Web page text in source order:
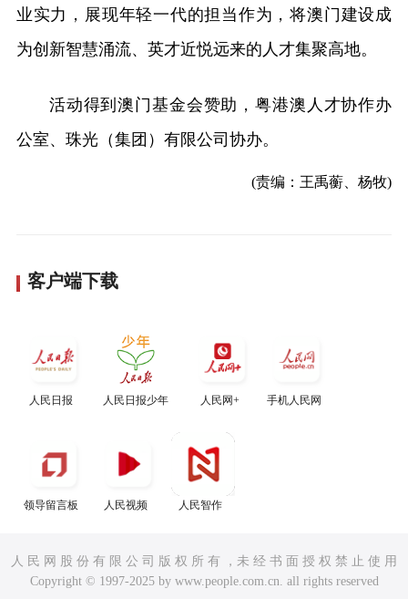
业实力，展现年轻一代的担当作为，将澳门建设成
为创新智慧涌流、英才近悦远来的人才集聚高地。
活动得到澳门基金会赞助，粤港澳人才协作办
公室、珠光（集团）有限公司协办。
(责编：王禹蘅、杨牧)
客户端下载
人民日报 人民日报少年 人民网+ 手机人民网
领导留言板 人民视频 人民智作
人 民 网 股 份 有 限 公 司 版 权 所 有 ，未 经 书 面 授 权 禁 止 使 用
Copyright © 1997-2025 by www.people.com.cn. all rights reserved